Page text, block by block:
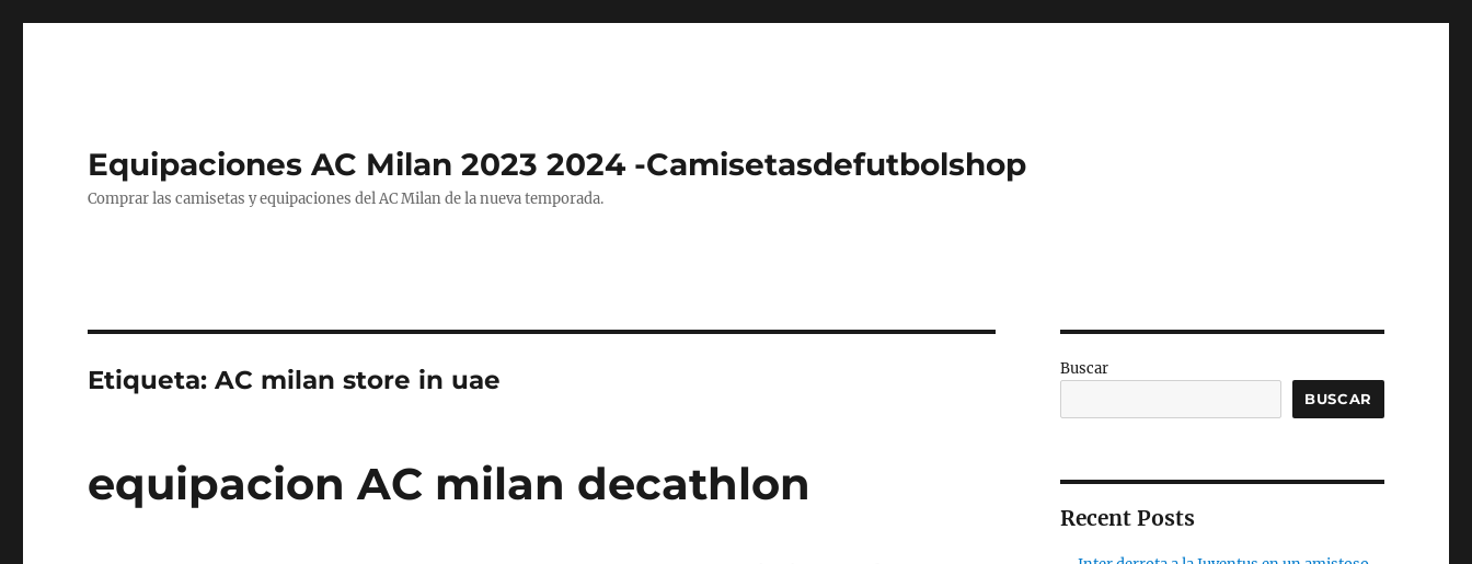
Equipaciones AC Milan 2023 2024 -Camisetasdefutbolshop
Comprar las camisetas y equipaciones del AC Milan de la nueva temporada.
Etiqueta:AC milan store in uae
equipacion AC milan decathlon
Buscar
BUSCAR
Recent Posts